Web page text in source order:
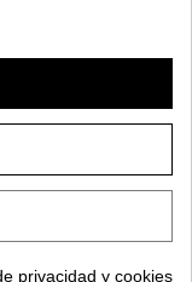
privacidad y cookies